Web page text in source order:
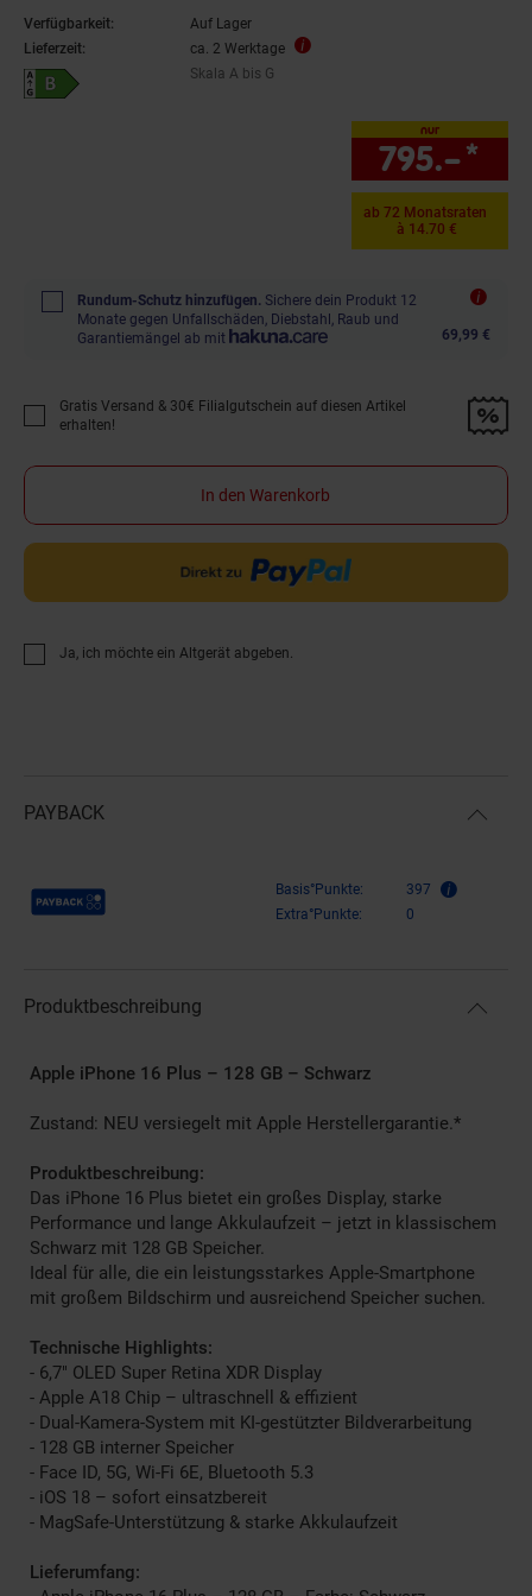
Verfügbarkeit:
Auf Lager
Lieferzeit:
ca. 2 Werktage
Energieeffizienzklasse B auf Skala A bis G
Skala A bis G
nur
795.–*
ab 72 Monatsraten
à 14.70 €
Rundum-Schutz hinzufügen. Sichere dein Produkt 12
Monate gegen Unfallschäden, Diebstahl, Raub und
Garantiemängel ab mit
69,99 €
Promotion "Gratis Versand &amp; 30€ Filialgutschein auf diesen Artikel
Gratis Versand & 30€ Filialgutschein auf diesen Artikel
erhalten!
In den Warenkorb
Ja, ich möchte ein Altgerät abgeben.
PAYBACK
Payback Punkte Basis°Punkte:
397
Extra°Punkte:
0
Produktbeschreibung
Apple iPhone 16 Plus – 128 GB – Schwarz
Zustand: NEU versiegelt mit Apple Herstellergarantie.*
Produktbeschreibung:
Das iPhone 16 Plus bietet ein großes Display, starke
Performance und lange Akkulaufzeit – jetzt in klassischem
Schwarz mit 128 GB Speicher.
Ideal für alle, die ein leistungsstarkes Apple-Smartphone
mit großem Bildschirm und ausreichend Speicher suchen.
Technische Highlights:
- 6,7" OLED Super Retina XDR Display
- Apple A18 Chip – ultraschnell & effizient
- Dual-Kamera-System mit KI-gestützter Bildverarbeitung
- 128 GB interner Speicher
- Face ID, 5G, Wi-Fi 6E, Bluetooth 5.3
- iOS 18 – sofort einsatzbereit
- MagSafe-Unterstützung & starke Akkulaufzeit
Lieferumfang: